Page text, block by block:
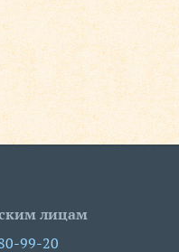
лицам
99-20